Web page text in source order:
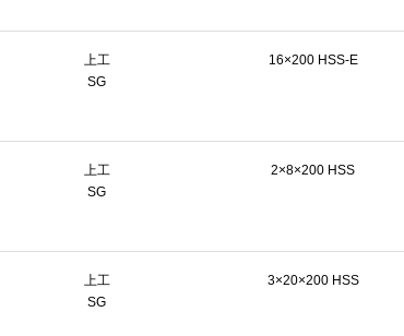
上工
SG
16×200 HSS-E
上工
SG
2×8×200 HSS
上工
SG
3×20×200 HSS